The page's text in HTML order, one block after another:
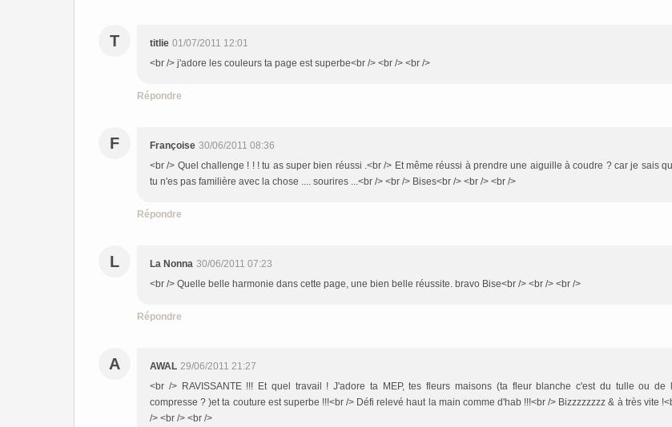
T titlie 01/07/2011 12:01
<br /> j'adore les couleurs ta page est superbe<br /> <br /> <br />
Répondre
F Françoise 30/06/2011 08:36
<br /> Quel challenge ! ! ! tu as super bien réussi .<br /> Et même réussi à prendre une aiguille à coudre ? car je sais
tu n'es pas familière avec la chose .... sourires ...<br /> <br /> Bises<br /> <br /> <br />
Répondre
L La Nonna 30/06/2011 07:23
<br /> Quelle belle harmonie dans cette page, une bien belle réussite. bravo Bise<br /> <br /> <br />
Répondre
A AWAL 29/06/2011 21:27
<br /> RAVISSANTE !!! Et quel travail ! J'adore ta MEP, tes fleurs maisons (ta fleur blanche c'est du tulle ou de
compresse ? )et ta couture est superbe !!!<br /> Défi relevé haut la main comme d'hab !!!<br /> Bizzzzzzzz & à très vite
/> <br /> <br />